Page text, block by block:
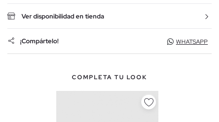
Ver disponibilidad en tienda
¡Compártelo! WHATSAPP
COMPLETA TU LOOK